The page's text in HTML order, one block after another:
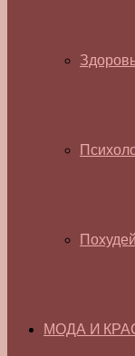
Похудей
МОДА И